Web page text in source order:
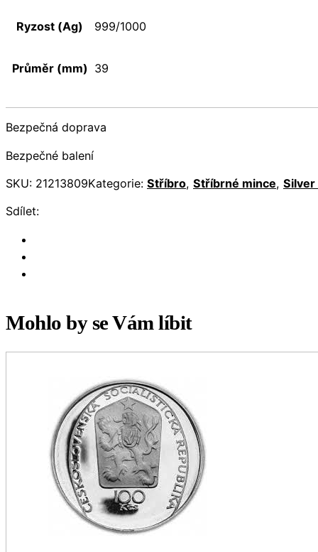
Ryzost (Ag) 999/1000
Průměr (mm) 39
Bezpečná doprava
Bezpečné balení
SKU: 21213809Kategorie: Stříbro, Stříbrné mince, Silver
Sdílet:
Mohlo by se Vám líbit